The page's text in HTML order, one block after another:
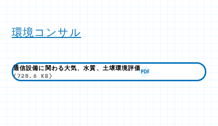
環境コンサル
通信設備に関わる大気、水質、土壌環境評価
(728.6 KB)
PDF